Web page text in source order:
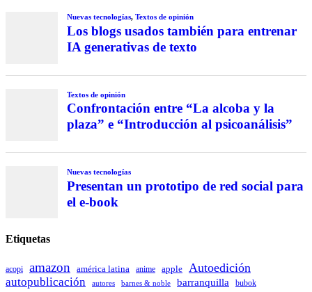
Nuevas tecnologías, Textos de opinión
Los blogs usados también para entrenar
IA generativas de texto
Textos de opinión
Confrontación entre “La alcoba y la
plaza” e “Introducción al psicoanálisis”
Nuevas tecnologías
Presentan un prototipo de red social para
el e-book
Etiquetas
acopi amazon américa latina anime apple Autoedición
autopublicación autores barnes & noble barranquilla bubok